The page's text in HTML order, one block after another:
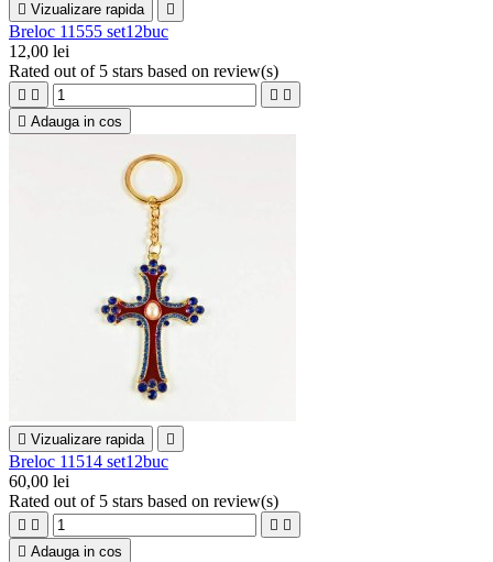
 Vizualizare rapida 
Breloc 11555 set12buc
12,00 lei
Rated out of 5 stars based on review(s)
   
 Adauga in cos
 Vizualizare rapida 
Breloc 11514 set12buc
60,00 lei
Rated out of 5 stars based on review(s)
   
 Adauga in cos